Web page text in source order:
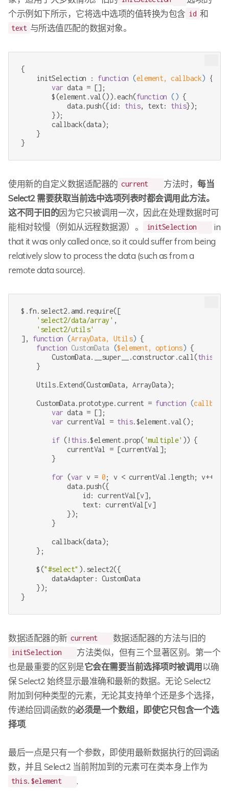
个示例如下所示，它将选中选项的值转换为包含 id 和
text 与所选值匹配的数据对象。
{
    initSelection :
function (element, callback) {
var data = [];
        $(element.val()).each(
function () {
            data.push({id:
this, text: this});
        });
        callback(data);
    }
}
使用新的自定义数据适配器的 current 方法时，每当
Select2 需要获取当前选中选项列表时都会调用此方法。
这不同于旧的因为它只被调用一次，因此在处理数据时可
能相对较慢（例如从远程数据源）。
initSelection
in
that it was only called once, so it could suffer from being
relatively slow to process the data (such as from a
remote data source).
$.fn.select2.amd.require([
'select2/data/array' ,
'select2/utils'
], function (ArrayData, Utils) {
function CustomData ($element, options) {
        CustomData.__super__.constructor.call(
this
    }
    Utils.Extend(CustomData, ArrayData);
    CustomData.prototype.current =
function (callback
var data = [];
var currentVal = this.$element.val();
if (! this.$element.prop( 'multiple' )) {
            currentVal = [currentVal];
        }
for (var v = 0; v < currentVal.length; v++) {
            data.push({
                id: currentVal[v],
                text: currentVal[v]
            });
        }
        callback(data);
    };
    $(
"#select" ).select2({
        dataAdapter: CustomData
    });
}
数据适配器的新 current 数据适配器的方法与旧的
initSelection
方法类似，但有三个显著区别。第一个
也是最重要的区别是它会在需要当前选择项时被调用 以确
保 Select2 始终显示最准确和最新的数据。无论 Select2
附加到何种类型的元素，无论其支持单个还是多个选择，
传递给回调函数的必须是一个数组，即使它只包含一个选
择项.
最后一点是只有一个参数，即使用最新数据执行的回调函
数，并且 Select2 当前附加到的元素可在类本身上作为
this.$element .